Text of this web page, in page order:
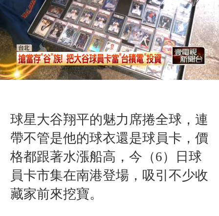
球星大谷翔平的魅力席捲全球，連
帶不管是他的球衣還是球員卡，價
格都跟著水漲船高，今（6）日球
員卡市集在南港登場，吸引不少收
藏家前來挖寶。